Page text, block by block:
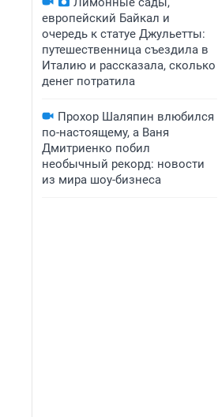
европейский Байкал и
очередь к статуе Джульетты:
путешественница съездила в
Италию и рассказала, сколько
денег потратила
Прохор Шаляпин влюбился
по-настоящему, а Ваня
Дмитриенко побил
необычный рекорд: новости
из мира шоу-бизнеса